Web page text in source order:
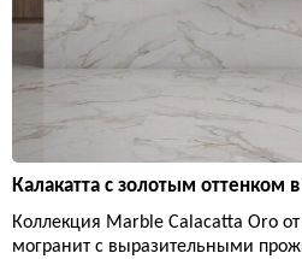
Калакатта с золотым оттенком
Коллекция Marble Calacatta Oro от
могранит с выразительными